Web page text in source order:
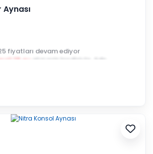
18 ayalışveriş kredisiyle öde